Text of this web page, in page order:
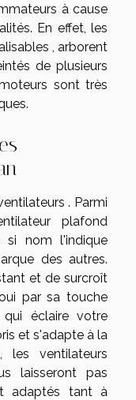
à cause
En effet, les
, arborent
de plusieurs
sont très
. Parmi
plafond
si nom l'indique
des autres.
et de surcroît
par sa touche
éclaire votre
et s'adapte à la
les ventilateurs
laisseront pas
adaptés tant à